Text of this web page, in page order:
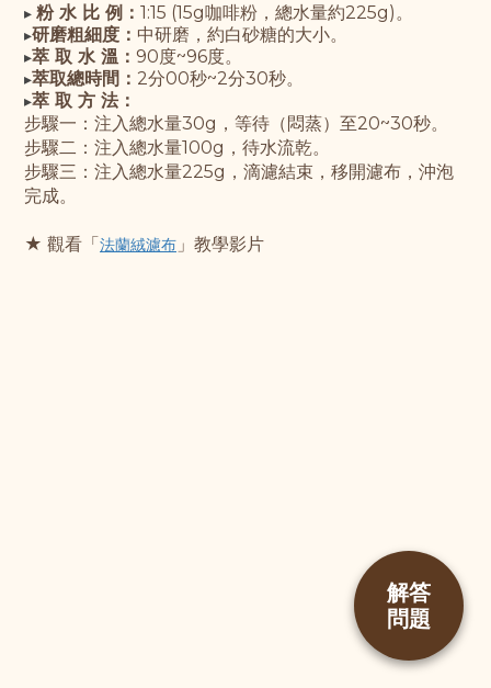
▸ 粉 水 比 例： 1:15 (15g咖啡粉，總水量約225g)。
▸研磨粗細度： 中研磨，約白砂糖的大小。
▸萃 取 水 溫： 90度~96度。
▸萃取總時間： 2分00秒~2分30秒。
▸萃 取 方 法：
步驟一： 注入總水量30g，等待（悶蒸）至20~30秒。
步驟二： 注入總水量100g，待水流乾。
步驟三：注入總水量225g，滴濾結束，移開濾布，沖泡
完成。
★ 觀看「法蘭絨濾布 」教學影片
立即購買
解答
問題